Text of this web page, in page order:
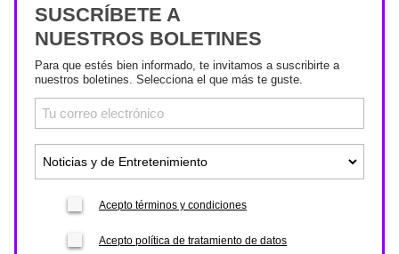
SUSCRÍBETE A
NUESTROS BOLETINES
Para que estés bien informado, te invitamos a suscribirte a
nuestros boletines. Selecciona el que más te guste.
Acepto términos y condiciones
Acepto política de tratamiento de datos